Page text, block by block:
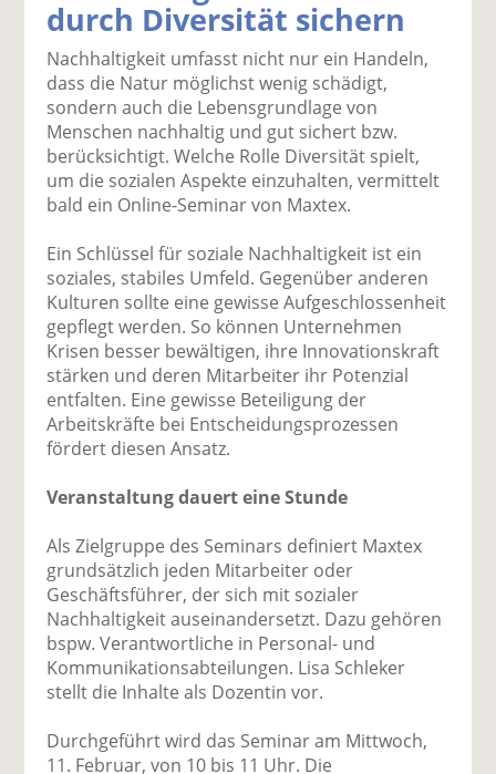
k
el
a
uf
F
ac
e
b
o
o
k
te
il
e
n
k
el
t
wi
tt
er
n
k
el
a
uf
n
k
e
n
te
il
e
n
el
p
m
ai
l
er
se
n
d
n
D
n
durch Diversität sichern
Nachhaltigkeit umfasst nicht nur ein Handeln,
dass die Natur möglichst wenig schädigt,
sondern auch die Lebensgrundlage von
Menschen nachhaltig und gut sichert bzw.
berücksichtigt. Welche Rolle Diversität spielt,
um die sozialen Aspekte einzuhalten, vermittelt
bald ein Online-Seminar von Maxtex.
Ein Schlüssel für soziale Nachhaltigkeit ist ein
soziales, stabiles Umfeld. Gegenüber anderen
Kulturen sollte eine gewisse Aufgeschlossenheit
gepflegt werden. So können Unternehmen
Krisen besser bewältigen, ihre Innovationskraft
stärken und deren Mitarbeiter ihr Potenzial
entfalten. Eine gewisse Beteiligung der
Arbeitskräfte bei Entscheidungsprozessen
fördert diesen Ansatz.
Veranstaltung dauert eine Stunde
Als Zielgruppe des Seminars definiert Maxtex
grundsätzlich jeden Mitarbeiter oder
Geschäftsführer, der sich mit sozialer
Nachhaltigkeit auseinandersetzt. Dazu gehören
bspw. Verantwortliche in Personal- und
Kommunikationsabteilungen. Lisa Schleker
stellt die Inhalte als Dozentin vor.
Durchgeführt wird das Seminar am Mittwoch,
11. Februar, von 10 bis 11 Uhr. Die